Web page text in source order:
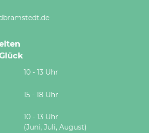
10 - 13 Uhr
15 - 18 Uhr
10 - 13 Uhr
(Juni, Juli, August)